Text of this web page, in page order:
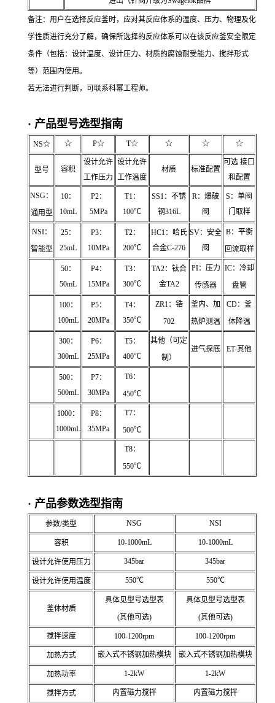
备注：用户在选择反应釜时，应对其反应体系的温度、压力、物理及化
学性质进行充分了解，确保所选择的反应体系可以在该反应釜安全限定
条件（包括：设计温度、设计压力、材质的腐蚀耐受能力、搅拌形式
等）范围内使用。
若无法进行判断，可联系科幂工程师。
· 产品型号选型指南
NS☆ ☆ P☆ T☆ ☆ ☆ ☆
型号 容积
设计允许
工作压力
设计允许
工作温度
材质 标准配置
可选 接口
和配置
NSG：
通用型
10：
10mL
P2：
5MPa
T1：
100℃
SS1：不锈
钢316L
R：爆破
阀
S：单阀
门取样
NSI：
智能型
25：
25mL
P3：
10MPa
T2：
200℃
HC1：哈氏
合金C-276
SV：安全
阀
B：平衡
回流取样
50：
50mL
P4：
15MPa
T3：
300℃
TA2：钛合
金TA2
PI：压力
传感器
IC：冷却
盘管
100：
100mL
P5：
20MPa
T4：
350℃
ZR1：锆
702
釜内、加
热炉测温
CD：釜
体降温
300：
300mL
P6：
25MPa
T5：
400℃
其他（可定
制）
进气探底 ET-其他
500：
500mL
P7：
30MPa
T6：
450℃
1000：
1000mL
P8：
35MPa
T7：
500℃
T8：
550℃
· 产品参数选型指南
参数/类型 NSG NSI
容积 10-1000mL 10-1000mL
设计允许使用压力 345bar 345bar
设计允许使用温度 550℃ 550℃
釜体材质
具体见型号选型表
(其他可选)
具体见型号选型表
(其他可选)
搅拌速度 100-1200rpm 100-1200rpm
加热方式 嵌入式不锈钢加热模块 嵌入式不锈钢加热模块
加热功率 1-2kW 1-2kW
搅拌方式 内置磁力搅拌 内置磁力搅拌